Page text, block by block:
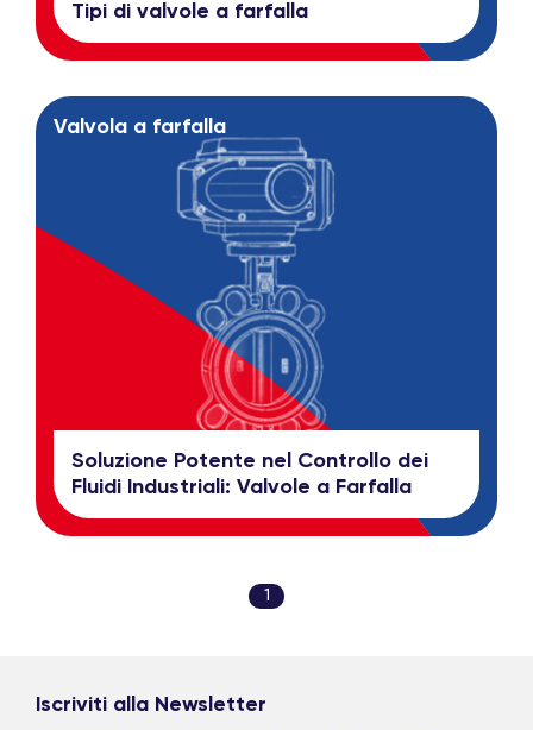
Tipi di valvole a farfalla
Valvola a farfalla
Soluzione Potente nel Controllo dei
Fluidi Industriali: Valvole a Farfalla
1
Iscriviti alla Newsletter